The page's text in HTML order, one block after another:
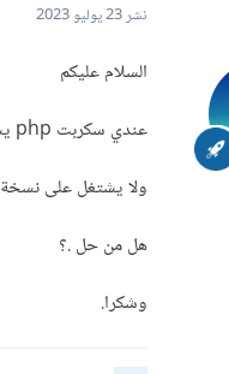
نشر23 يوليو 2023
السلام عليكم
عندي سكربت php يشتغل على نسخة php 7.4
ولا يشتغل على نسخة php 8
هل من حل .؟
وشكرا.